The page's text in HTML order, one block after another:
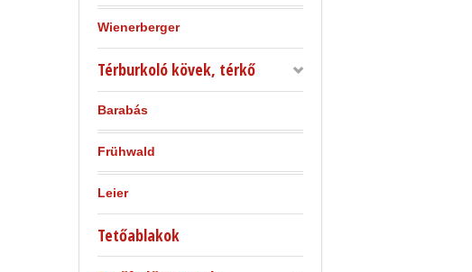
Wienerberger
Térburkoló kövek, térkő
Barabás
Frühwald
Leier
Tetőablakok